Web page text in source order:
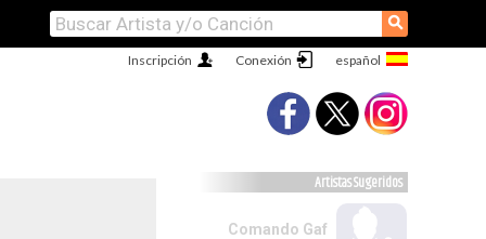
⚲
Conexión
Inscripción
Artistas Sugeridos
Comando Gaf